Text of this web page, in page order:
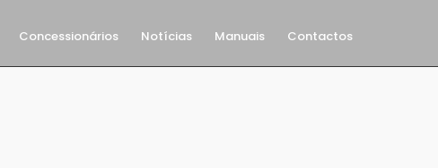
Concessionários Notícias Manuais Contactos